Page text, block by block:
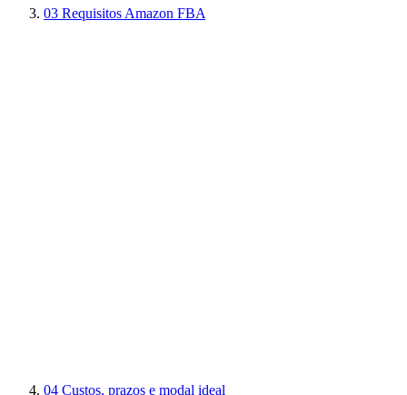
03 Requisitos Amazon FBA
04 Custos, prazos e modal ideal